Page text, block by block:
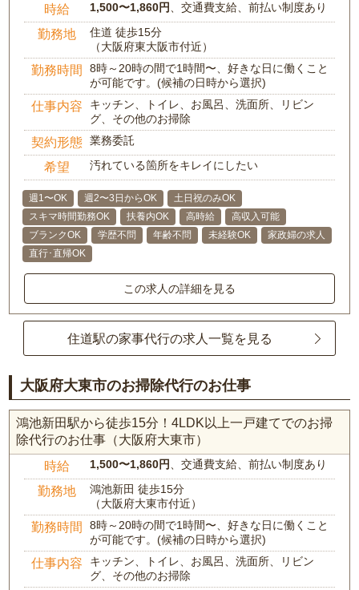
時給 1,500〜1,860円、交通費支給、前払い制度あり
勤務地
住道 徒歩15分
（大阪府東大阪市付近）
勤務時間
8時～20時の間で1時間〜、好きな日に働くこと
が可能です。(候補の日時から選択)
仕事内容
キッチン、トイレ、お風呂、洗面所、リビン
グ、その他のお掃除
契約形態 業務委託
希望 汚れている箇所をキレイにしたい
週1〜OK 週2〜3日からOK
土日祝のみOK
スキマ時間勤務OK
扶養内OK 高時給
高収入可能
ブランクOK
学歴不問 年齢不問 未経験OK
家政婦の求人
直行･直帰OK
この求人の詳細を見る
住道駅の家事代行の求人一覧を見る
大阪府大東市のお掃除代行のお仕事
鴻池新田駅から徒歩15分！4LDK以上一戸建てでのお掃
除代行のお仕事（大阪府大東市）
時給 1,500〜1,860円 、交通費支給、前払い制度あり
勤務地
鴻池新田 徒歩15分
（大阪府大東市付近）
勤務時間
8時～20時の間で1時間〜、好きな日に働くこと
が可能です。(候補の日時から選択)
仕事内容
キッチン、トイレ、お風呂、洗面所、リビン
グ、その他のお掃除